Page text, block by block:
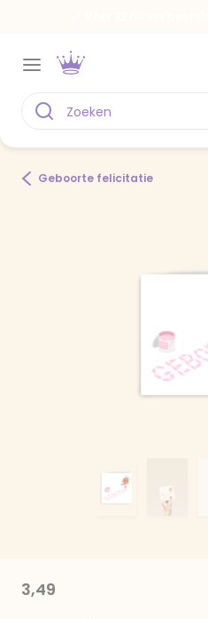
Geboorte felicitatie
3,49